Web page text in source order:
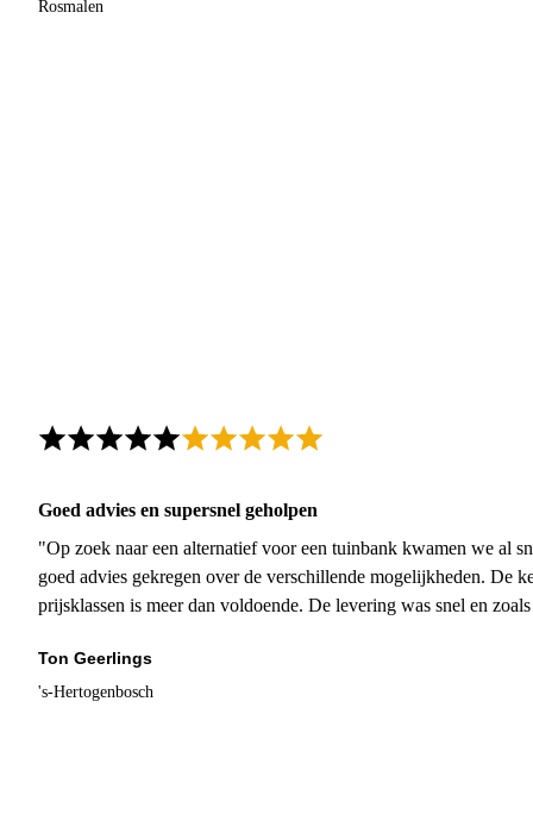
Rosmalen
Goed advies en supersnel geholpen
"Op zoek naar een alternatief voor een tuinbank kwamen we al
goed advies gekregen over de verschillende mogelijkheden. De
prijsklassen is meer dan voldoende. De levering was snel en
Ton Geerlings
's-Hertogenbosch